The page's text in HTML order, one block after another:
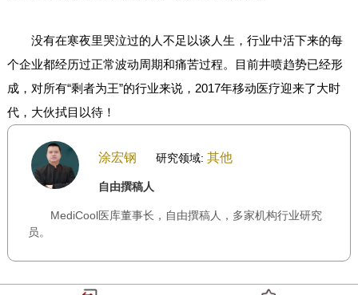
没有在寒夜里哭泣过的人不足以谈人生，行业中活下来的每
个企业都经历过正常波动周期和痛苦过程。目前井喷趋势已经形
成，对所有“剩者为王”的行业来说，2017年移动医疗迎来了大时
代，大伙拭目以待！
涂宏钢 研究领域: 其他
自由撰稿人
MediCool医库董事长，自由撰稿人，多家机构行业研究
员。